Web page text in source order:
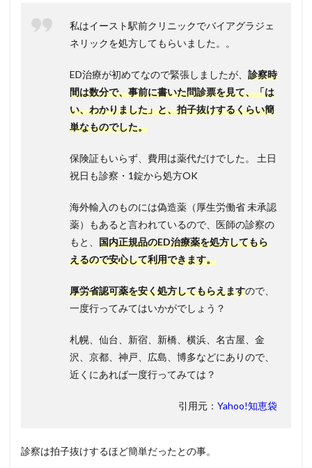
私はイースト駅前クリニックでバイアグラジェ
ネリックを処方してもらいました。。
ED治療が初めてなので緊張しましたが、 診察時
間は数分で、事前に書いた問診票を見て、「は
い、わかりました」と、拍子抜けするくらい簡
単なものでした。
保険証もいらず、費用は薬代だけでした。 土日
祝日も診察・1錠から処方OK
海外輸入のものには偽造薬（厚生労働省 未承認
薬）もあると言われているので、医師の診察の
もと、 国内正規品のED治療薬を処方してもら
えるので安心して利用できます。
厚労省認可薬を安く処方してもらえますので、
一度行ってみてはいかがでしょう？
札幌、仙台、新宿、新橋、横浜、名古屋、金
沢、京都、神戸、広島、博多などにありので、
近くにあれば一度行ってみては？
引用元： Yahoo!知恵袋
診察は拍子抜けするほど簡単だったとの事。